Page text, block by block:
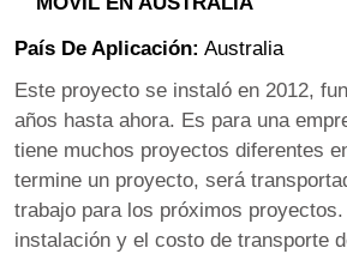
País De Aplicación: Australia
Este proyecto se instaló en 2012,
años hasta ahora. Es para una
tiene muchos proyectos diferentes
termine un proyecto, será
trabajo para los próximos
instalación y el costo de transporte